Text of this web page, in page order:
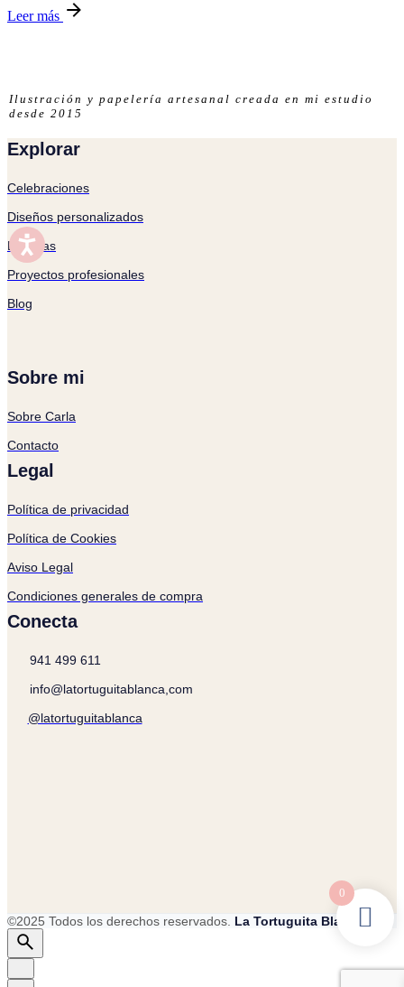
Leer más
Ilustración y papelería artesanal creada en mi estudio
desde 2015
Explorar
Celebraciones
Diseños personalizados
Láminas
Proyectos profesionales
Blog
Sobre mi
Sobre Carla
Contacto
Legal
Política de privacidad
Política de Cookies
Aviso Legal
Condiciones generales de compra
Conecta
941 499 611
info@latortuguitablanca,com
@latortuguitablanca
©2025 Todos los derechos reservados. La Tortuguita Blanca.
0